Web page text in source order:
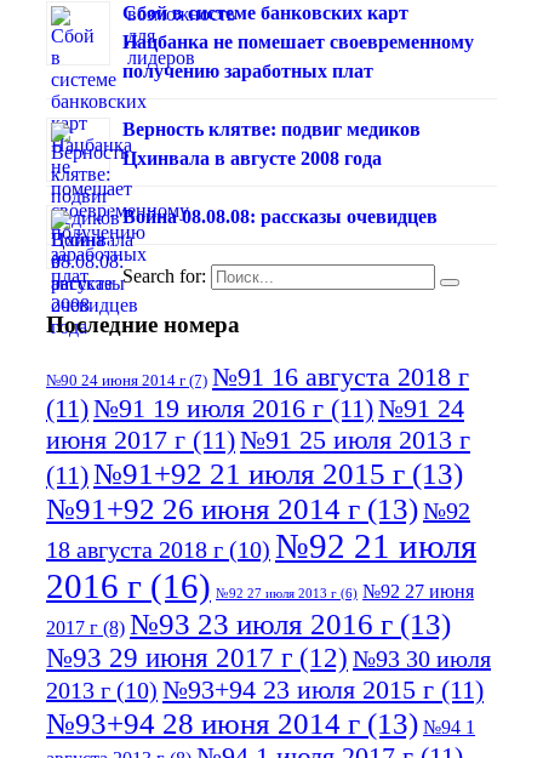
Сбой в системе банковских карт
Нацбанка не помешает своевременному
получению заработных плат
Верность клятве: подвиг медиков
Цхинвала в августе 2008 года
Война 08.08.08: рассказы очевидцев
Search for:
Последние номера
№90 24 июня 2014 г (7) №91 16 августа 2018 г
(11)№91 19 июля 2016 г (11)№91 24
июня 2017 г (11)№91 25 июля 2013 г
(11)№91+92 21 июля 2015 г (13)
№91+92 26 июня 2014 г (13)№92
18 августа 2018 г (10) №92 21 июля
2016 г (16) №92 27 июля 2013 г (6) №92 27 июня
2017 г (8) №93 23 июля 2016 г (13)
№93 29 июня 2017 г (12) №93 30 июля
2013 г (10) №93+94 23 июля 2015 г (11)
№93+94 28 июня 2014 г (13) №94 1